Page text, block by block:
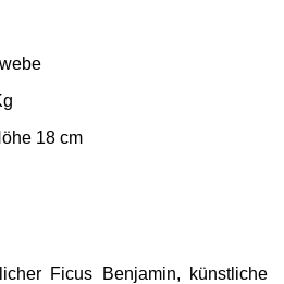
18 cm
Ficus Benjamin, künstliche